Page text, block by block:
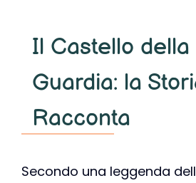
Il Castello della
Guardia: la
Racconta
Secondo una leggenda